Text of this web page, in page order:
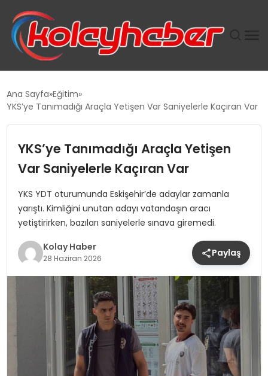
TANYER YAPI ZEMIN MÜHENDISLIĞINDE HEDEF
TOROSLAR’DA PAZAR GERGİNLİĞİ!
Ana Sayfa Eğitim
YKS’ye Tanımadığı Araçla Yetişen Var Saniyelerle Kaçıran Var
YKS’ye Tanımadığı Araçla Yetişen
Var Saniyelerle Kaçıran Var
YKS YDT oturumunda Eskişehir’de adaylar zamanla
yarıştı. Kimliğini unutan adayı vatandaşın aracı
yetiştirirken, bazıları saniyelerle sınava giremedi.
Kolay Haber
28 Haziran 2026 Paylaş